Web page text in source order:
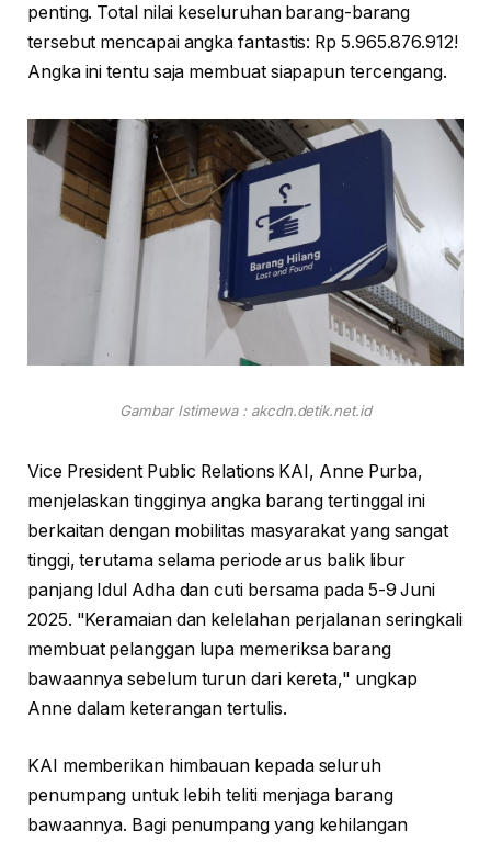
penting. Total nilai keseluruhan barang-barang
tersebut mencapai angka fantastis: Rp 5.965.876.912!
Angka ini tentu saja membuat siapapun tercengang.
Gambar Istimewa : akcdn.detik.net.id
Vice President Public Relations KAI, Anne Purba,
menjelaskan tingginya angka barang tertinggal ini
berkaitan dengan mobilitas masyarakat yang sangat
tinggi, terutama selama periode arus balik libur
panjang Idul Adha dan cuti bersama pada 5-9 Juni
2025. "Keramaian dan kelelahan perjalanan seringkali
membuat pelanggan lupa memeriksa barang
bawaannya sebelum turun dari kereta," ungkap
Anne dalam keterangan tertulis.
KAI memberikan himbauan kepada seluruh
penumpang untuk lebih teliti menjaga barang
bawaannya. Bagi penumpang yang kehilangan